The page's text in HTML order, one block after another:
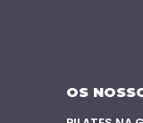
OS